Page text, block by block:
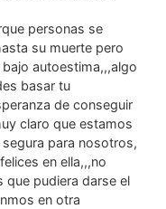
personas se
su muerte pero
autoestima,,,algo
basar tu
de conseguir
claro que estamos
para nosotros,
en ella,,,no
que pudiera darse el
en otra